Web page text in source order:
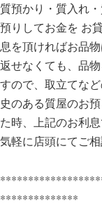
質預かり・質入れ
預りしてお金を お
息を頂ければお品
返せなくても、品
すので、取立てな
史のある質屋のお
た時、上記のお利
気軽に店頭にてご相
**************